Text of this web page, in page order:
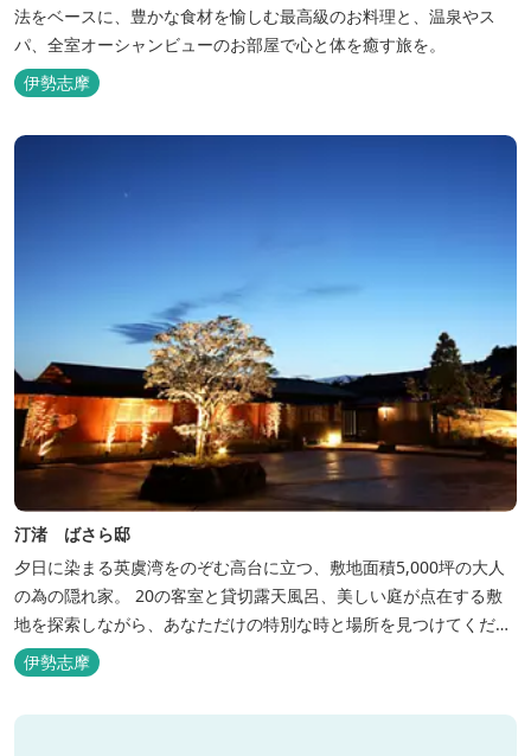
法をベースに、豊かな食材を愉しむ最高級のお料理と、温泉やス
パ、全室オーシャンビューのお部屋で心と体を癒す旅を。
伊勢志摩
汀渚 ばさら邸
夕日に染まる英虞湾をのぞむ高台に立つ、敷地面積5,000坪の大人
の為の隠れ家。 20の客室と貸切露天風呂、美しい庭が点在する敷
地を探索しながら、あなただけの特別な時と場所を見つけてくださ
い。
伊勢志摩